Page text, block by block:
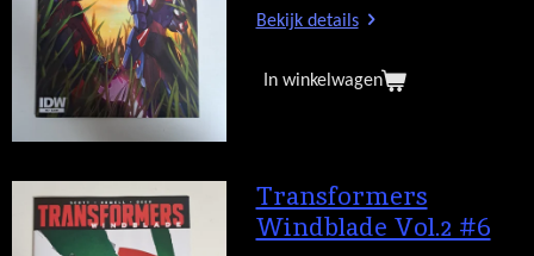
Bekijk details
In winkelwagen
Transformers
Windblade Vol.2 #6